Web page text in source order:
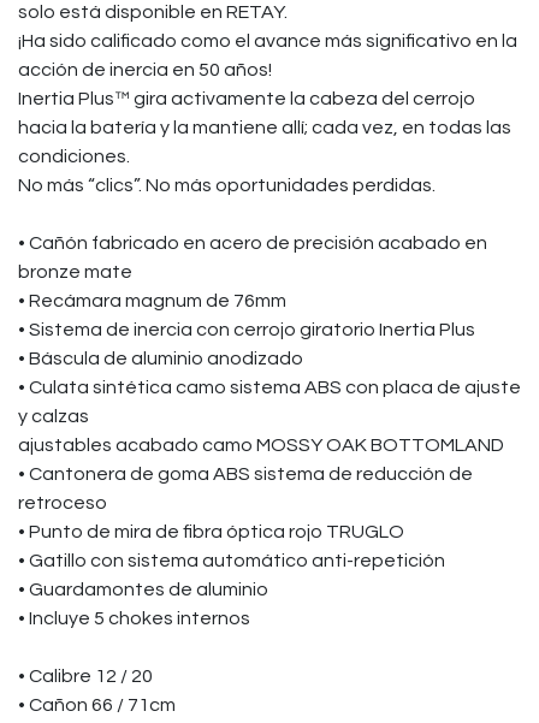
solo está disponible en RETAY.
¡Ha sido calificado como el avance más significativo en la
acción de inercia en 50 años!
Inertia Plus™ gira activamente la cabeza del cerrojo
hacia la batería y la mantiene allí; cada vez, en todas las
condiciones.
No más “clics”. No más oportunidades perdidas.
• Cañón fabricado en acero de precisión acabado en
bronze mate
• Recámara magnum de 76mm
• Sistema de inercia con cerrojo giratorio Inertia Plus
• Báscula de aluminio anodizado
• Culata sintética camo sistema ABS con placa de ajuste
y calzas
ajustables acabado camo MOSSY OAK BOTTOMLAND
• Cantonera de goma ABS sistema de reducción de
retroceso
• Punto de mira de fibra óptica rojo TRUGLO
• Gatillo con sistema automático anti-repetición
• Guardamontes de aluminio
• Incluye 5 chokes internos
• Calibre 12 / 20
• Cañon 66 / 71cm